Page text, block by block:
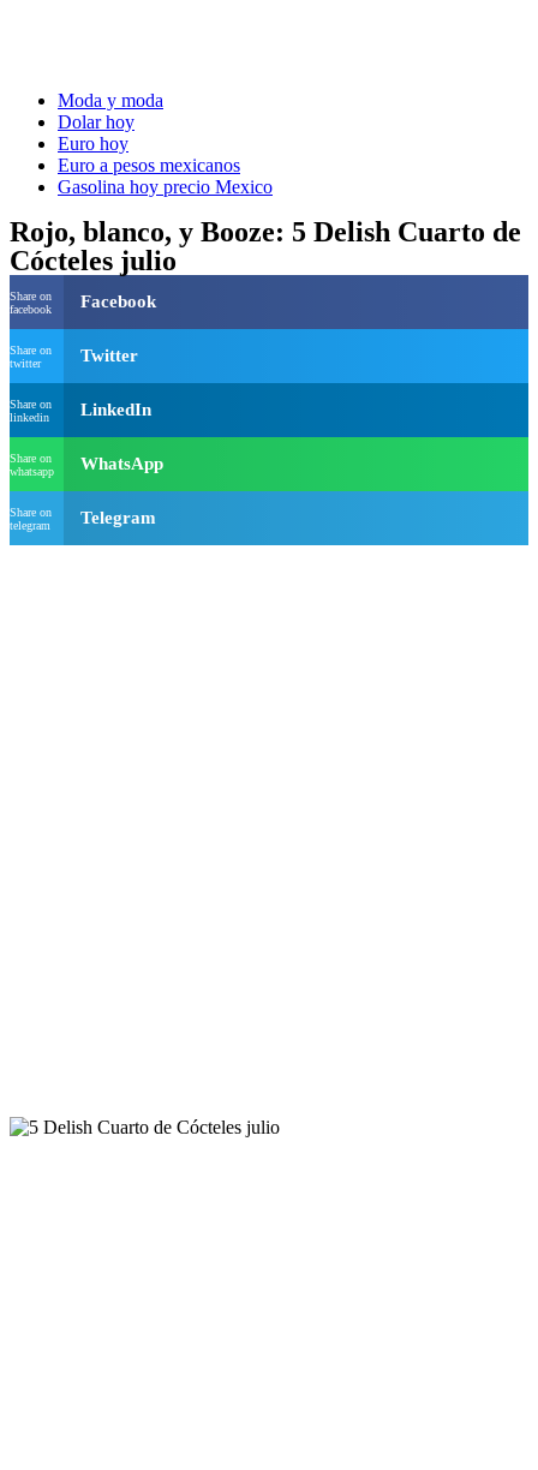
Moda y moda
Dolar hoy
Euro hoy
Euro a pesos mexicanos
Gasolina hoy precio Mexico
Rojo, blanco, y Booze: 5 Delish Cuarto de
Cócteles julio
Share on
facebook
Facebook
Share on
twitter
Twitter
Share on
linkedin
LinkedIn
Share on
whatsapp
WhatsApp
Share on
telegram
Telegram